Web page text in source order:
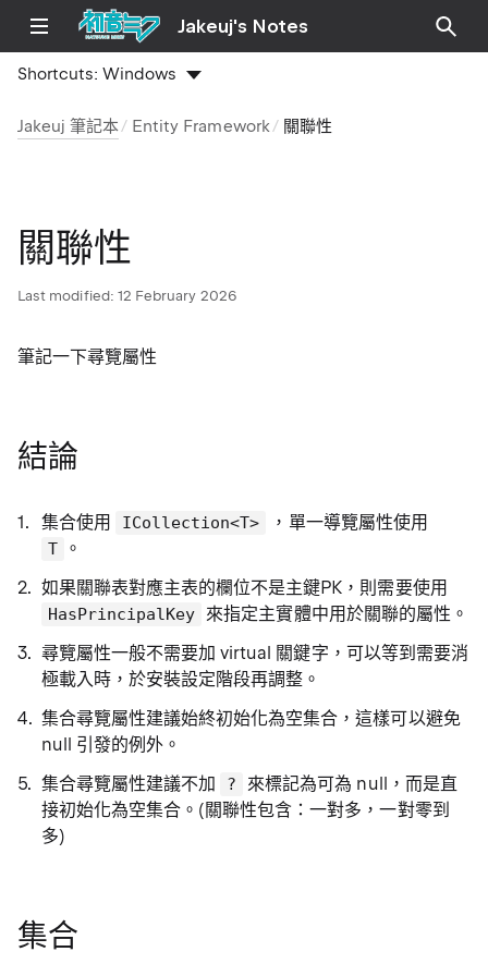
Jakeuj's Notes
Shortcuts:Windows
Jakeuj 筆記本 Entity Framework 關聯性
關聯性
Last modified: 12 February 2026
筆記一下尋覽屬性
結論
集合使用 ICollection<T> ，單一導覽屬性使用
T
。
如果關聯表對應主表的欄位不是主鍵PK，則需要使用
HasPrincipalKey
來指定主實體中用於關聯的屬性。
尋覽屬性一般不需要加 virtual 關鍵字，可以等到需要消
極載入時，於安裝設定階段再調整。
集合尋覽屬性建議始終初始化為空集合，這樣可以避免
null 引發的例外。
集合尋覽屬性建議不加
?
來標記為可為 null，而是直
接初始化為空集合。(關聯性包含：一對多，一對零到
多)
集合